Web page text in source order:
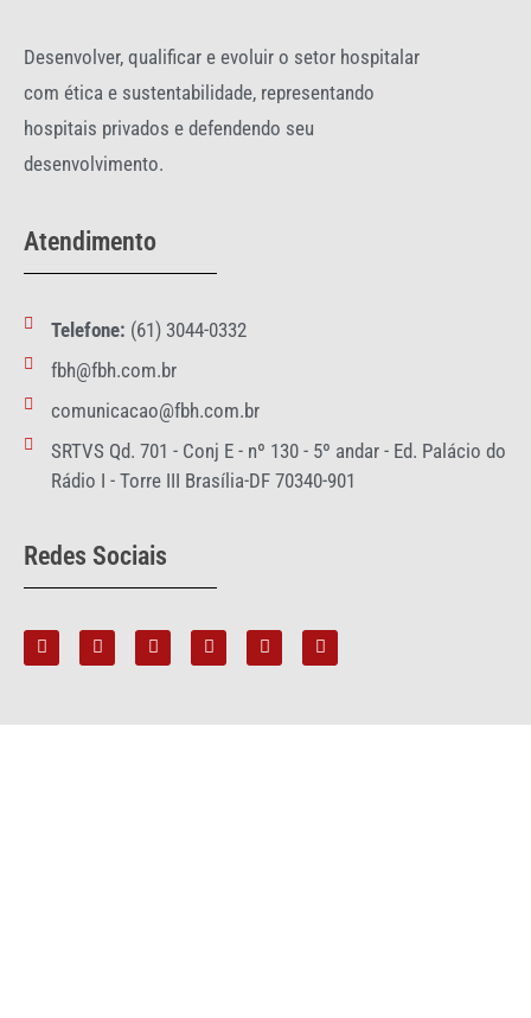
Desenvolver, qualificar e evoluir o setor hospitalar
com ética e sustentabilidade, representando
hospitais privados e defendendo seu
desenvolvimento.
Atendimento
Telefone: (61) 3044-0332
fbh@fbh.com.br
comunicacao@fbh.com.br
SRTVS Qd. 701 - Conj E - nº 130 - 5º andar - Ed. Palácio do
Rádio I - Torre III Brasília-DF 70340-901
Redes Sociais